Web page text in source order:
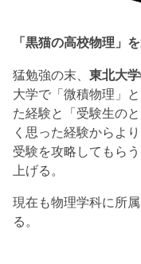
「黒猫の高校物理」
猛勉強の末、東北大
大学で「微積物理」
た経験と「受験生の
く思った経験からよ
受験を攻略してもら
上げる。
現在も物理学科に所
る。